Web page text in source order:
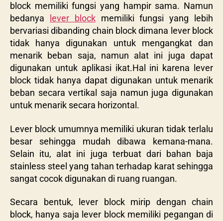
block memiliki fungsi yang hampir sama. Namun
bedanya
lever blockmemiliki fungsi yang lebih
bervariasi dibanding chain block dimana lever block
tidak hanya digunakan untuk mengangkat dan
menarik beban saja, namun alat ini juga dapat
digunakan untuk aplikasi ikat.Hal ini karena lever
block tidak hanya dapat digunakan untuk menarik
beban secara vertikal saja namun juga digunakan
untuk menarik secara horizontal.
Lever block umumnya memiliki ukuran tidak terlalu
besar sehingga mudah dibawa kemana-mana.
Selain itu, alat ini juga terbuat dari bahan baja
stainless steel yang tahan terhadap karat sehingga
sangat cocok digunakan di ruang ruangan.
Secara bentuk, lever block mirip dengan chain
block, hanya saja lever block memiliki pegangan di